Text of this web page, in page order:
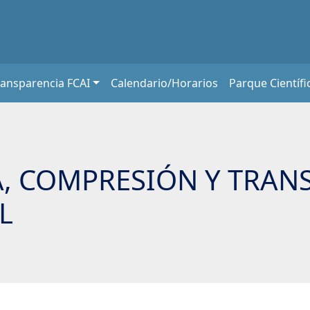
FCAI Calendario/Horarios Parque
COMPRESIÓN Y